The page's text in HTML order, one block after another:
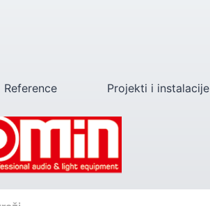
Reference Projekti i instalacije